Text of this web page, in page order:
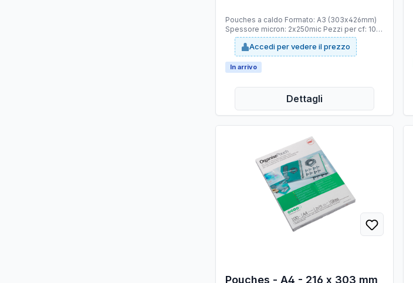
Pouches a caldo Formato: A3 (303x426mm)
Spessore micron: 2x250mic Pezzi per cf: 100
Materiale composizione: polyestere di
altissima qualità ed EVA che conferisce
adesione nel tempo, rigidità e robustezza
Accedi per vedere il prezzo
In arrivo
Dettagli
Pouches - A4 - 216 x 303 mm